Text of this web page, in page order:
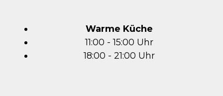
Warme Küche
11:00 - 15:00 Uhr
18:00 - 21:00 Uhr